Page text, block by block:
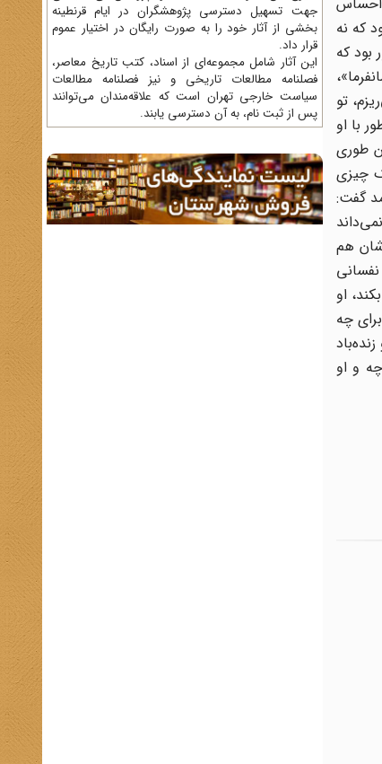
که نه
بود که
تو
با او
طوری
چیزی
گفت:
هم
او
چه
و او
جهت تسهیل دسترسی پژوهشگران در ایام قرنطینه
بخشی از آثار خود را به صورت رایگان در اختیار عموم
قرار داد.
این آثار شامل مجموعه‌ای از اسناد، کتب تاریخ معاصر،
فصلنامه‌ مطالعات تاریخی و نیز فصلنامه مطالعات
سیاست خارجی تهران است که علاقه‌مندان می‌توانند
پس از ثبت نام، به آن دسترسی یابند.